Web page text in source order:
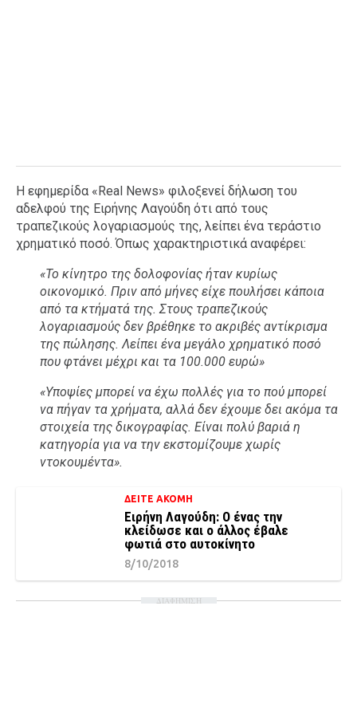
Η εφημερίδα «Real News» φιλοξενεί δήλωση του
αδελφού της Ειρήνης Λαγούδη ότι από τους
τραπεζικούς λογαριασμούς της, λείπει ένα τεράστιο
χρηματικό ποσό. Όπως χαρακτηριστικά αναφέρει:
«Το κίνητρο της δολοφονίας ήταν κυρίως
οικονομικό. Πριν από μήνες είχε πουλήσει κάποια
από τα κτήματά της. Στους τραπεζικούς
λογαριασμούς δεν βρέθηκε το ακριβές αντίκρισμα
της πώλησης. Λείπει ένα μεγάλο χρηματικό ποσό
που φτάνει μέχρι και τα 100.000 ευρώ»
«Υποψίες μπορεί να έχω πολλές για το πού μπορεί
να πήγαν τα χρήματα, αλλά δεν έχουμε δει ακόμα τα
στοιχεία της δικογραφίας. Είναι πολύ βαριά η
κατηγορία για να την εκστομίζουμε χωρίς
ντοκουμέντα».
ΔΕΙΤΕ ΑΚΟΜΗ
Ειρήνη Λαγούδη: Ο ένας την
κλείδωσε και ο άλλος έβαλε
φωτιά στο αυτοκίνητο
8/10/2018
ΔΙΑΦΗΜΙΣΗ